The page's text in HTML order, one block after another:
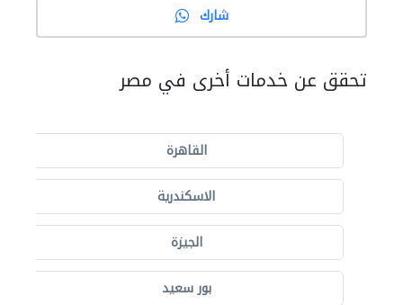
شارك
تحقق عن خدمات أخرى في مصر
القاهرة
الاسكندرية
الجيزة
بور سعيد